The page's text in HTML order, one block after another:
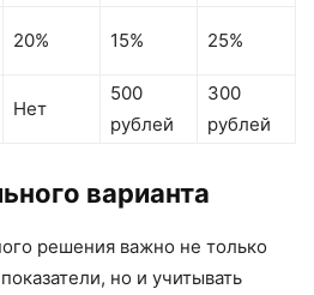
20% 15% 25%
Нет
500
рублей
300
рублей
варианта
решения важно не только
но и учитывать